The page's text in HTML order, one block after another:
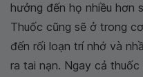
hưởng đến họ nhiều hơn
Thuốc cũng sẽ ở trong
đến rối loạn trí nhớ và
ra tai nạn. Ngay cả